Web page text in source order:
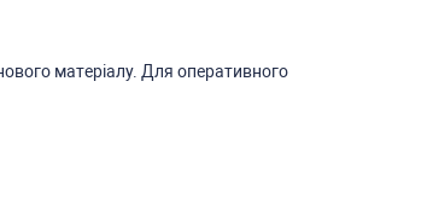
матеріалу. Для оперативного